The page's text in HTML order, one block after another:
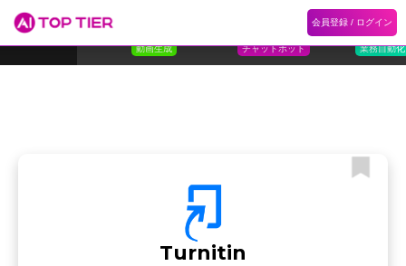
会員登録 / ログイン
ランキング
動画生成 チャットボット
3
Flokzu
業務自動化
Turnitin
ホーム 記事